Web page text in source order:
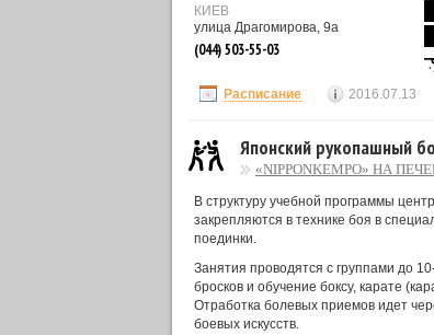
КИЕВ
улица Драгомирова, 9а
(044) 503-55-03
Расписание 2016.07.13
Японский рукопашный
«NIPPONKEMPO» НА
В структуру учебной программы
закрепляются в технике боя в
поединки.
Занятия проводятся с группами до
бросков и обучение боксу, карате
Отработка болевых приемов идет
боевых искусств.